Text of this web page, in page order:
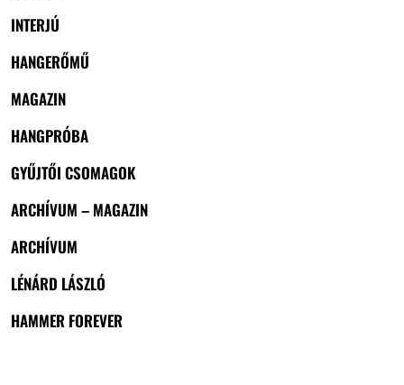
INTERJÚ
HANGERŐMŰ
MAGAZIN
HANGPRÓBA
GYŰJTŐI CSOMAGOK
ARCHÍVUM – MAGAZIN
ARCHÍVUM
LÉNÁRD LÁSZLÓ
HAMMER FOREVER